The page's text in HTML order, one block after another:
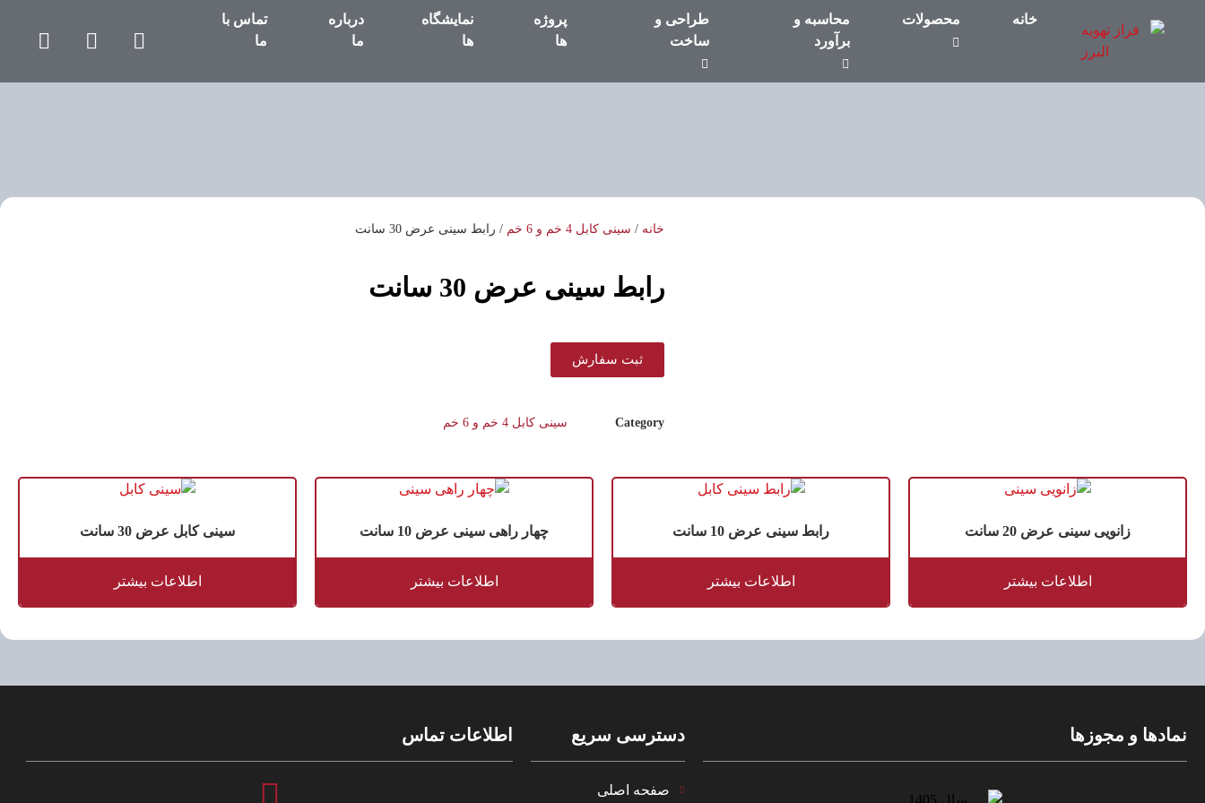
خانه محصولات
محاسبه و
برآورد
طراحی و
ساخت
پروژه
ها
نمایشگاه
ها
درباره
ما
تماس با
ما
خانه / سینی کابل 4 خم و 6 خم / رابط سینی عرض 30 سانت
رابط سینی عرض 30 سانت
ثبت سفارش
Category سینی کابل 4 خم و 6 خم
زانویی سینی عرض 20 سانت
اطلاعات بیشتر
رابط سینی عرض 10 سانت
اطلاعات بیشتر
چهار راهی سینی عرض 10 سانت
اطلاعات بیشتر
سینی کابل عرض 30 سانت
اطلاعات بیشتر
نمادها و مجوزها دسترسی سریع
صفحه اصلی
اطلاعات تماس